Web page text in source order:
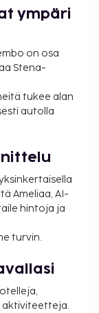
Maksut ja
veroja, ja ne
voi
olevia
ja kontaktiton
ympäri
on osa
Stena-
tukee alan
autolla
Ameliaa, AI-
hintoja ja
turvin.
aktiviteetteja.